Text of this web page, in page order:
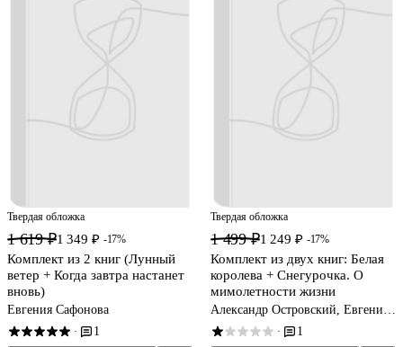
Твердая обложка
1 619 ₽1 349 ₽ -17%
Комплект из 2 книг (Лунный
ветер + Когда завтра настанет
вновь)
Евгения Сафонова
· 1
Твердая обложка
1 499 ₽1 249 ₽ -17%
Комплект из двух книг: Белая
королева + Снегурочка. О
мимолетности жизни
Александр Островский, Евгения
Сафонова
· 1